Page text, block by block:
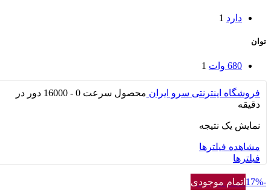
دارد 1
توان
680 وات 1
فروشگاه اینترنتی سرو ایران محصول سرعت
0 - 16000 دور در
دقیقه
نمایش یک نتیجه
مشاهده فیلترها
فیلترها
-17% اتمام موجودی